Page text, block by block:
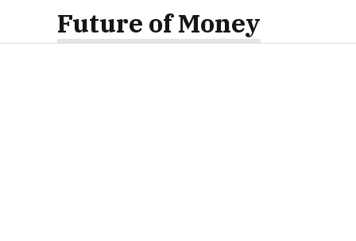
Future of Money